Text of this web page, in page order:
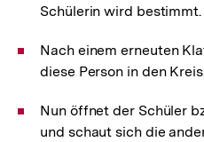
Schülerin wird bestimmt.
Nach einem erneuten
diese Person in den
Nun öffnet der Schüler
und schaut sich die